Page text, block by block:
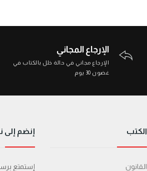
الإرجاع المجاني
الإرجاع مجاني في حالة خلل بالكتاب في
غضون 30 يوم
الكتب
القانون
إنضم إلى
إستمتع